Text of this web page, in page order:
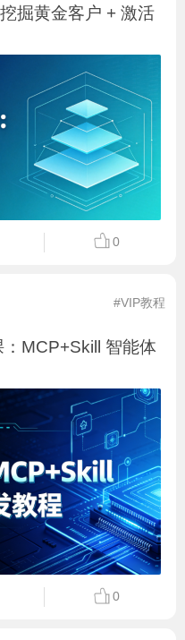
掘黄金客户 + 激活
0
#VIP教程
MCP+Skill 智能体
0